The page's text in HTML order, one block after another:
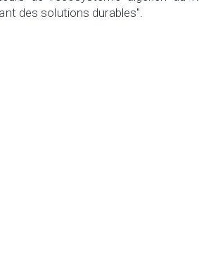
des solutions durables".